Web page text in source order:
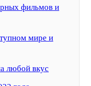
фильмов и
мире и
любой вкус